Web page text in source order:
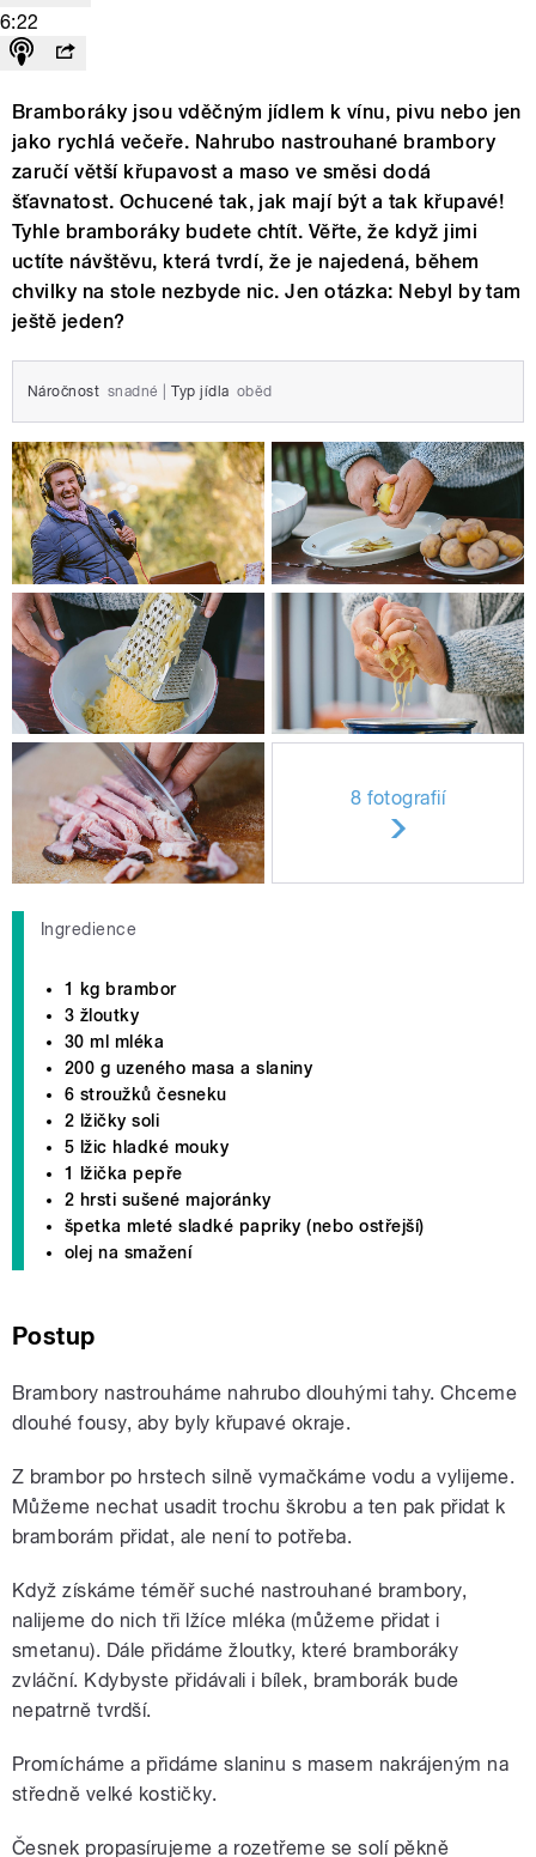
6:22
Bramboráky jsou vděčným jídlem k vínu, pivu nebo jen
jako rychlá večeře. Nahrubo nastrouhané brambory
zaručí větší křupavost a maso ve směsi dodá
šťavnatost. Ochucené tak, jak mají být a tak křupavé!
Tyhle bramboráky budete chtít. Věřte, že když jimi
uctíte návštěvu, která tvrdí, že je najedená, během
chvilky na stole nezbyde nic. Jen otázka: Nebyl by tam
ještě jeden?
Náročnost snadné Typ jídla oběd
8 fotografií
Ingredience
1 kg brambor
3 žloutky
30 ml mléka
200 g uzeného masa a slaniny
6 stroužků česneku
2 lžičky soli
5 lžic hladké mouky
1 lžička pepře
2 hrsti sušené majoránky
špetka mleté sladké papriky (nebo ostřejší)
olej na smažení
Postup
Brambory nastrouháme nahrubo dlouhými tahy. Chceme
dlouhé fousy, aby byly křupavé okraje.
Z brambor po hrstech silně vymačkáme vodu a vylijeme.
Můžeme nechat usadit trochu škrobu a ten pak přidat k
bramborám přidat, ale není to potřeba.
Když získáme téměř suché nastrouhané brambory,
nalijeme do nich tři lžíce mléka (můžeme přidat i
smetanu). Dále přidáme žloutky, které bramboráky
zvláční. Kdybyste přidávali i bílek, bramborák bude
nepatrně tvrdší.
Promícháme a přidáme slaninu s masem nakrájeným na
středně velké kostičky.
Česnek propasírujeme a rozetřeme se solí pěkně